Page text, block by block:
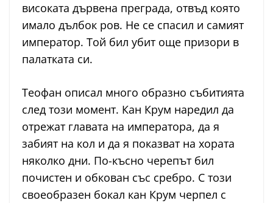
високата дървена преграда, отвъд която
имало дълбок ров. Не се спасил и самият
император. Той бил убит още призори в
палатката си.
Теофан описал много образно събитията
след този момент. Кан Крум наредил да
отрежат главата на императора, да я
забият на кол и да я показват на хората
няколко дни. По-късно черепът бил
почистен и обкован със сребро. С този
своеобразен бокал кан Крум черпел с